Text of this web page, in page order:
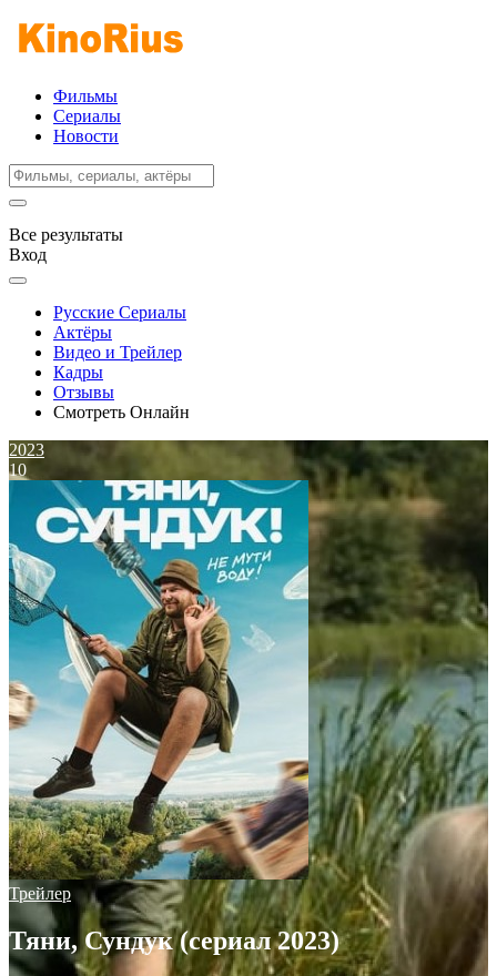
Фильмы
Сериалы
Новости
Все результаты
Вход
Русские Сериалы
Актёры
Видео и Трейлер
Кадры
Отзывы
Смотреть Онлайн
2023
10
Трейлер
Тяни, Сундук (сериал 2023)